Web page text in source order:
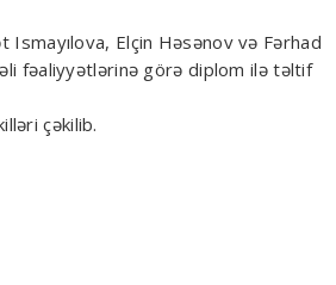
Elçin Həsənov və Fərhad
fəaliyyətlərinə görə diplom ilə təltif
çəkilib.